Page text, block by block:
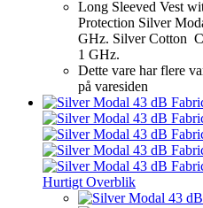
Long Sleeved Vest
Protection Silver
GHz. Silver Cotton
1 GHz.
Dette vare har flere
på varesiden
Hurtigt Overblik